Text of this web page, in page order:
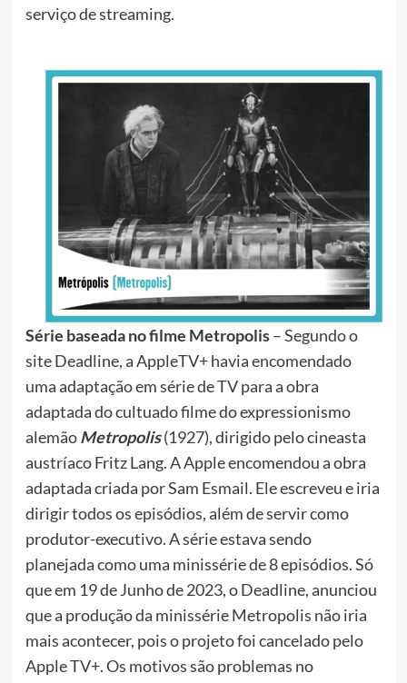
serviço de streaming.
Série baseada no filme Metropolis– Segundo o
site Deadline, a AppleTV+ havia encomendado
uma adaptação em série de TV para a obra
adaptada do cultuado filme do expressionismo
alemãoMetropolis(1927), dirigido pelo cineasta
austríaco Fritz Lang. A Apple encomendou a obra
adaptada criada por Sam Esmail. Ele escreveu e iria
dirigir todos os episódios, além de servir como
produtor-executivo. A série estava sendo
planejada como uma minissérie de 8 episódios. Só
que em 19 de Junho de 2023, o Deadline, anunciou
que a produção da minissérie Metropolis não iria
mais acontecer, pois o projeto foi cancelado pelo
Apple TV+. Os motivos são problemas no